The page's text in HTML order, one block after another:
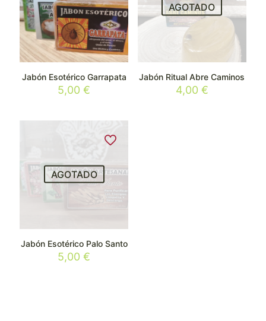
Jabón Esotérico Garrapata
5,00€
AGOTADO
Jabón Ritual Abre Caminos
4,00 €
AGOTADO
Jabón Esotérico Palo Santo
5,00€